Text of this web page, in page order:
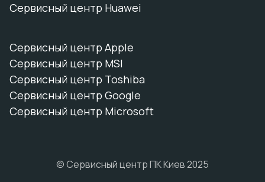
Сервисный центр Huawei
Сервисный центр Apple
Сервисный центр MSI
Сервисный центр Toshiba
Сервисный центр Google
Сервисный центр Microsoft
© Сервисный центр ПК Киев 2025